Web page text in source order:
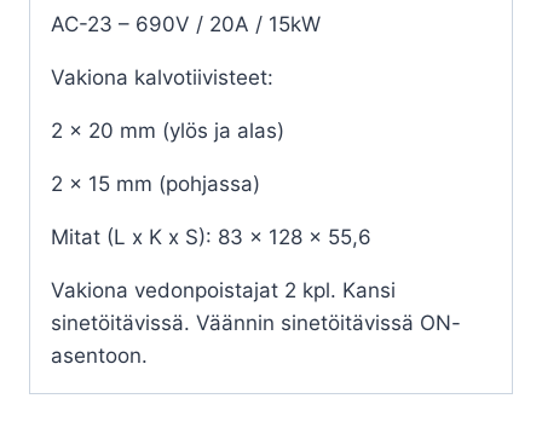
AC-23 – 690V / 20A / 15kW
Vakiona kalvotiivisteet:
2 x 20 mm (ylös ja alas)
2 x 15 mm (pohjassa)
Mitat (L x K x S): 83 x 128 x 55,6
Vakiona vedonpoistajat 2 kpl. Kansi
sinetöitävissä. Väännin sinetöitävissä ON-
asentoon.